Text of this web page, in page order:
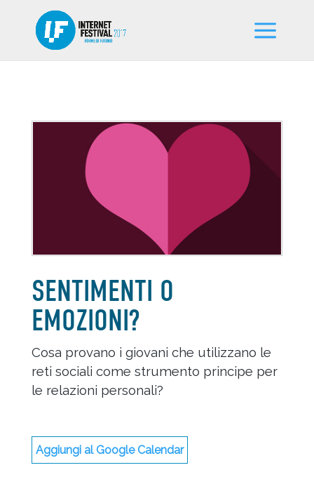
SENTIMENTI O
EMOZIONI?
Cosa provano i giovani che utilizzano le
reti sociali come strumento principe per
le relazioni personali?
Aggiungi al Google Calendar